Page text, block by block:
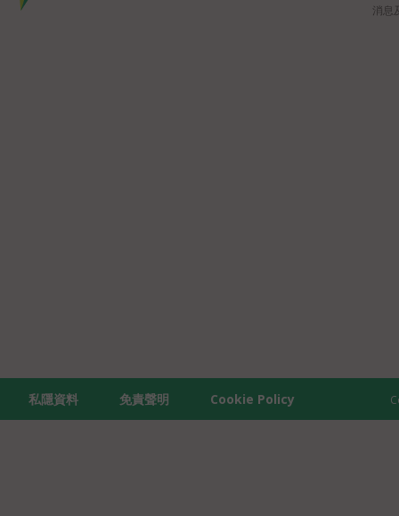
消息
私隱資料 免責聲明 Cookie Policy